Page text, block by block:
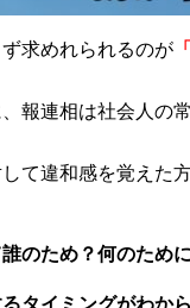
求めれられるのが
、報連相は社会人の
て違和感を覚えた
のため？何のため